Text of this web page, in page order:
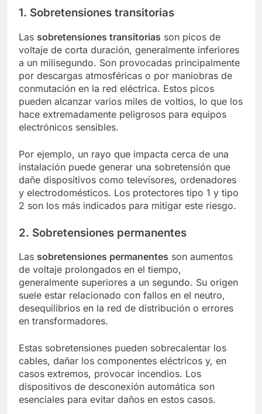
1. Sobretensiones transitorias
Las sobretensiones transitorias son picos de
voltaje de corta duración, generalmente inferiores
a un milisegundo. Son provocadas principalmente
por descargas atmosféricas o por maniobras de
conmutación en la red eléctrica. Estos picos
pueden alcanzar varios miles de voltios, lo que los
hace extremadamente peligrosos para equipos
electrónicos sensibles.
Por ejemplo, un rayo que impacta cerca de una
instalación puede generar una sobretensión que
dañe dispositivos como televisores, ordenadores
y electrodomésticos. Los protectores tipo 1 y tipo
2 son los más indicados para mitigar este riesgo.
2. Sobretensiones permanentes
Las sobretensiones permanentes son aumentos
de voltaje prolongados en el tiempo,
generalmente superiores a un segundo. Su origen
suele estar relacionado con fallos en el neutro,
desequilibrios en la red de distribución o errores
en transformadores.
Estas sobretensiones pueden sobrecalentar los
cables, dañar los componentes eléctricos y, en
casos extremos, provocar incendios. Los
dispositivos de desconexión automática son
esenciales para evitar daños en estos casos.